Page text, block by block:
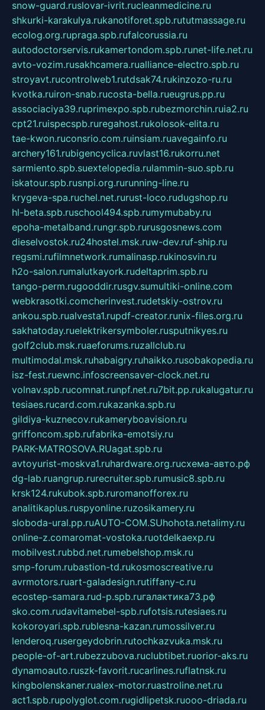
snow-guard.ruslovar-ivrit.rucleanmedicine.ru
shkurki-karakulya.rukanotiforet.spb.rututmassage.ru
ecolog.org.rupraga.spb.rufalcorussia.ru
autodoctorservis.rukamertondom.spb.runet-life.net.ru
avto-vozim.rusakhcamera.rualliance-electro.spb.ru
stroyavt.rucontrolweb1.rutdsak74.rukinzozo-ru.ru
kvotka.ruiron-snab.rucosta-bella.rueugrus.pp.ru
associaciya39.ruprimexpo.spb.rubezmorchin.ruia2.ru
cpt21.ruispecspb.ruregahost.rukolosok-elita.ru
tae-kwon.ruconsrio.com.ruinsiam.ruavegainfo.ru
archery161.rubigencyclica.ruvlast16.rukorru.net
sarmiento.spb.suextelopedia.rulammin-suo.spb.ru
iskatour.spb.rusnpi.org.rurunning-line.ru
krygeva-spa.ruchel.net.rurust-loco.rudugshop.ru
hl-beta.spb.ruschool494.spb.rumymubaby.ru
epoha-metalband.rungr.spb.rurusgosnews.com
dieselvostok.ru24hostel.msk.ruw-dev.ruf-ship.ru
regsmi.rufilmnetwork.rumalinasp.rukinosvin.ru
h2o-salon.rumalutkayork.rudeltaprim.spb.ru
tango-perm.rugooddir.rusgv.sumultiki-online.com
webkrasotki.comcherinvest.rudetskiy-ostrov.ru
ankou.spb.rualvesta1.rupdf-creator.runix-files.org.ru
sakhatoday.ruelektrikersymboler.rusputnikyes.ru
golf2club.msk.ruaeforums.ruzallclub.ru
multimodal.msk.ruhabaigry.ruhaikko.rusobakopedia.ru
isz-fest.ruewnc.infoscreensaver-clock.net.ru
volnav.spb.rucomnat.runpf.net.ru7bit.pp.rukalugatur.ru
tesiaes.rucard.com.rukazanka.spb.ru
gildiya-kuznecov.rukameryboavision.ru
griffoncom.spb.rufabrika-emotsiy.ru
PARK-MATROSOVA.RUagat.spb.ru
avtoyurist-moskva1.ruhardware.org.ruсхема-авто.рф
dg-lab.ruangrup.rurecruiter.spb.rumusic8.spb.ru
krsk124.rukubok.spb.ruromanofforex.ru
analitikaplus.ruspyonline.ruzosikamery.ru
sloboda-ural.pp.ruAUTO-COM.SUhohota.netalimy.ru
online-z.comaromat-vostoka.ruotdelkaexp.ru
mobilvest.rubbd.net.rumebelshop.msk.ru
smp-forum.rubastion-td.rukosmoscreative.ru
avrmotors.ruart-galadesign.rutiffany-c.ru
ecostep-samara.rud-p.spb.ruгалактика73.рф
sko.com.rudavitamebel-spb.rufotsis.rutesiaes.ru
kokoroyari.spb.rublesna-kazan.rumossilver.ru
lenderoq.rusergeydobrin.rutochkazvuka.msk.ru
people-of-art.rubezzubova.ruclubtibet.ruorior-aks.ru
dynamoauto.ruszk-favorit.rucarlines.ruflatnsk.ru
kingbolenskaner.rualex-motor.ruastroline.net.ru
act1.spb.rupolyglot.com.rugidlipetsk.ruooo-driada.ru